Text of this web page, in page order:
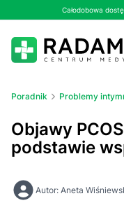
Całodobowa
Poradnik Problemy
Objawy
podstawie
Autor: Aneta